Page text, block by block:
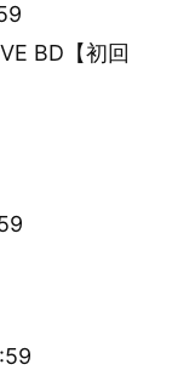
BD【初回